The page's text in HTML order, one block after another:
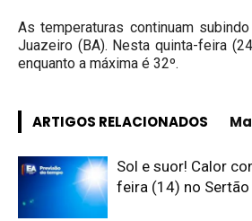
As temperaturas continuam
Juazeiro (BA). Nesta quinta-feira
enquanto a máxima é 32º.
ARTIGOS RELACIONADOS
Sol e suor! Calor
feira (14) no